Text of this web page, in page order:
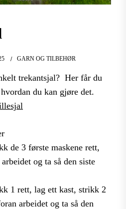
GARN OG TILBEHØR
trekantsjal? Her får du
du kan gjøre det.
de 3 første maskene rett,
og ta så den siste
1 rett, lag ett kast, strikk 2
arbeidet og ta så den